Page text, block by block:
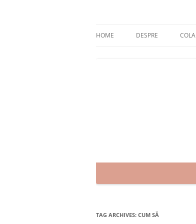
HOME DESPRE
TAG ARCHIVES: CUM SĂ